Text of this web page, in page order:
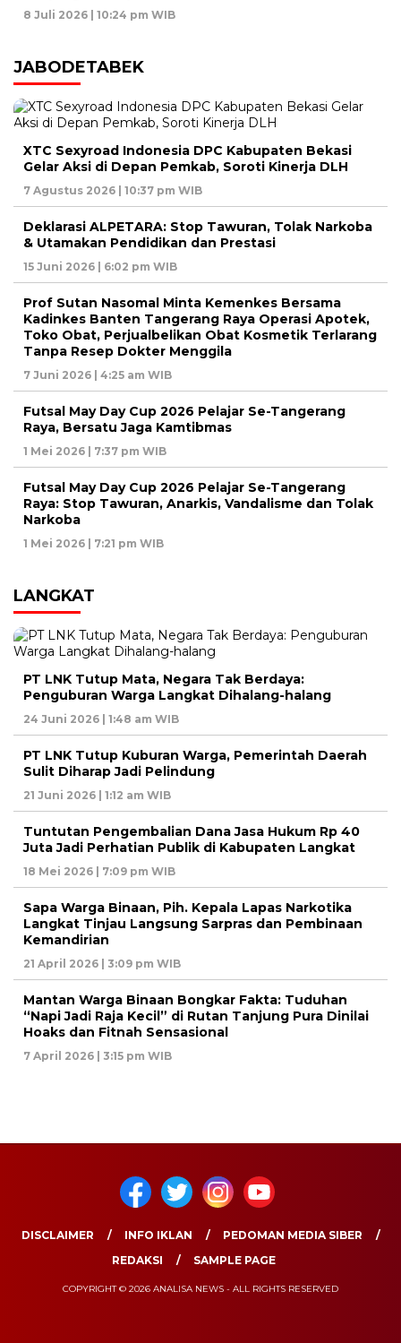
8 Juli 2026 | 10:24 pm WIB
JABODETABEK
XTC Sexyroad Indonesia DPC Kabupaten Bekasi
Gelar Aksi di Depan Pemkab, Soroti Kinerja DLH
7 Agustus 2026 | 10:37 pm WIB
Deklarasi ALPETARA: Stop Tawuran, Tolak Narkoba
& Utamakan Pendidikan dan Prestasi
15 Juni 2026 | 6:02 pm WIB
Prof Sutan Nasomal Minta Kemenkes Bersama
Kadinkes Banten Tangerang Raya Operasi Apotek,
Toko Obat, Perjualbelikan Obat Kosmetik Terlarang
Tanpa Resep Dokter Menggila
7 Juni 2026 | 4:25 am WIB
Futsal May Day Cup 2026 Pelajar Se-Tangerang
Raya, Bersatu Jaga Kamtibmas
1 Mei 2026 | 7:37 pm WIB
Futsal May Day Cup 2026 Pelajar Se-Tangerang
Raya: Stop Tawuran, Anarkis, Vandalisme dan Tolak
Narkoba
1 Mei 2026 | 7:21 pm WIB
LANGKAT
PT LNK Tutup Mata, Negara Tak Berdaya:
Penguburan Warga Langkat Dihalang-halang
24 Juni 2026 | 1:48 am WIB
PT LNK Tutup Kuburan Warga, Pemerintah Daerah
Sulit Diharap Jadi Pelindung
21 Juni 2026 | 1:12 am WIB
Tuntutan Pengembalian Dana Jasa Hukum Rp 40
Juta Jadi Perhatian Publik di Kabupaten Langkat
18 Mei 2026 | 7:09 pm WIB
Sapa Warga Binaan, Pih. Kepala Lapas Narkotika
Langkat Tinjau Langsung Sarpras dan Pembinaan
Kemandirian
21 April 2026 | 3:09 pm WIB
Mantan Warga Binaan Bongkar Fakta: Tuduhan
“Napi Jadi Raja Kecil” di Rutan Tanjung Pura Dinilai
Hoaks dan Fitnah Sensasional
7 April 2026 | 3:15 pm WIB
DISCLAIMER INFO IKLAN
PEDOMAN MEDIA SIBER
REDAKSI
SAMPLE PAGE
COPYRIGHT © 2026 ANALISA NEWS - ALL RIGHTS RESERVED